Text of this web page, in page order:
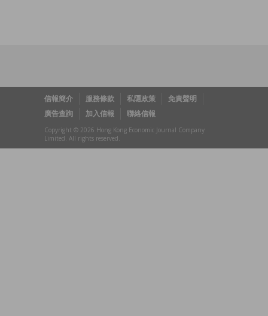
信報簡介 服務條款 私隱政策
免責聲明
廣告查詢
加入信報 聯絡信報
Copyright © 2026 Hong Kong Economic Journal Company
Limited. All rights reserved.